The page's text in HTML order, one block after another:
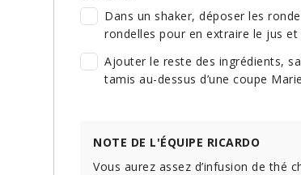
Dans un shaker, déposer les
rondelles pour en extraire le jus et
Ajouter le reste des ingrédients,
tamis au-dessus d’une coupe
NOTE DE L'ÉQUIPE RICARDO
Vous aurez assez d’infusion de thé